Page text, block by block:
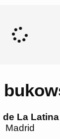
de La Latina
Madrid